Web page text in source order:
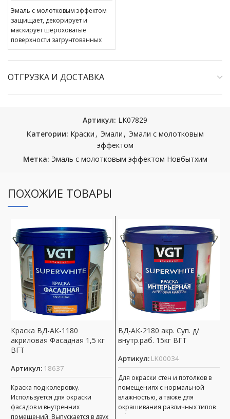
Эмаль с молотковым эффектом
защищает, декорирует и
маскирует шероховатые
поверхности загрунтованных
стальных поверхностей,
эксплуатирующихся внутри и
также
ОТГРУЗКА И ДОСТАВКА
Артикул: LK07829
Категории: Краски , Эмали , Эмали с молотковым
эффектом
Метка: Эмаль с молотковым эффектом Новбытхим
ПОХОЖИЕ ТОВАРЫ
Краска ВД-АК-1180
акриловая Фасадная 1,5 кг
ВГТ
Артикул: 18637
Краска под колеровку.
Используется для окраски
фасадов и внутренних
помещений. Выпускается в двух
ВД-АК-2180 акр. Суп. д/
внутр.раб. 15кг ВГТ
Артикул: LK00034
Для окраски стен и потолков в
помещениях с нормальной
влажностью, а также для
окрашивания различных типов
обоев. имеет хорошую адгезию